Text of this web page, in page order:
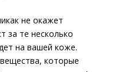
не окажет
за те несколько
на вашей коже.
которые